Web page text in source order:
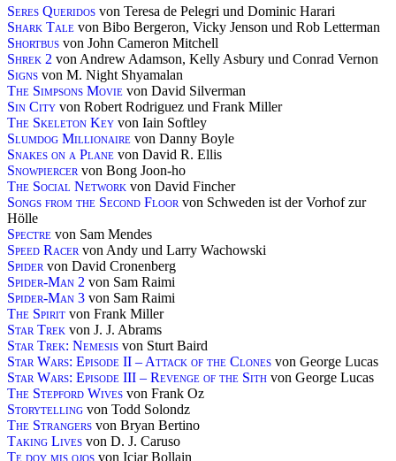
Seres Queridos von Teresa de Pelegri und Dominic Harari
Shark Tale von Bibo Bergeron, Vicky Jenson und Rob Letterman
Shortbus von John Cameron Mitchell
Shrek 2 von Andrew Adamson, Kelly Asbury und Conrad Vernon
Signs von M. Night Shyamalan
The Simpsons Movie von David Silverman
Sin City von Robert Rodriguez und Frank Miller
The Skeleton Key von Iain Softley
Slumdog Millionaire von Danny Boyle
Snakes on a Plane von David R. Ellis
Snowpiercer von Bong Joon-ho
The Social Network von David Fincher
Songs from the Second Floor von Schweden ist der Vorhof zur
Hölle
Spectre von Sam Mendes
Speed Racer von Andy und Larry Wachowski
Spider von David Cronenberg
Spider-Man 2 von Sam Raimi
Spider-Man 3 von Sam Raimi
The Spirit von Frank Miller
Star Trek von J. J. Abrams
Star Trek: Nemesis von Sturt Baird
Star Wars: Episode II – Attack of the Clones von George Lucas
Star Wars: Episode III – Revenge of the Sith von George Lucas
The Stepford Wives von Frank Oz
Storytelling von Todd Solondz
The Strangers von Bryan Bertino
Taking Lives von D. J. Caruso
Te doy mis ojos von Iciar Bollain